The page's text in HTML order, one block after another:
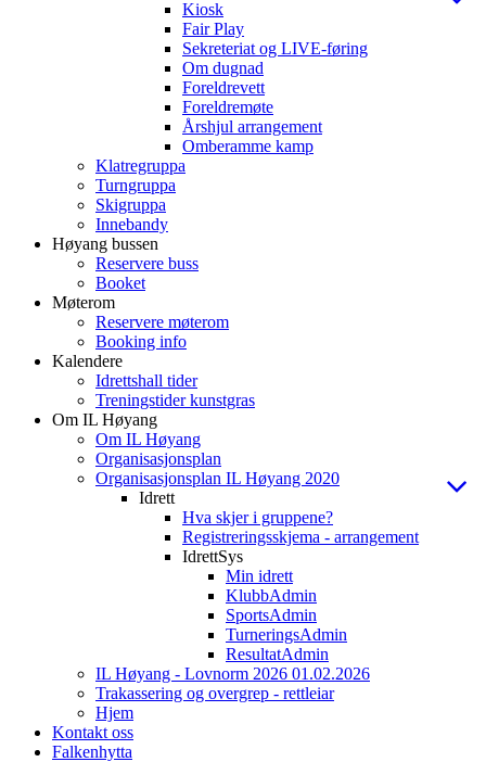
Kiosk
Fair Play
Sekreteriat og LIVE-føring
Om dugnad
Foreldrevett
Foreldremøte
Årshjul arrangement
Omberamme kamp
Klatregruppa
Turngruppa
Skigruppa
Innebandy
Høyang bussen
Reservere buss
Booket
Møterom
Reservere møterom
Booking info
Kalendere
Idrettshall tider
Treningstider kunstgras
Om IL Høyang
Om IL Høyang
Organisasjonsplan
Organisasjonsplan IL Høyang 2020
Idrett
Hva skjer i gruppene?
Registreringsskjema - arrangement
IdrettSys
Min idrett
KlubbAdmin
SportsAdmin
TurneringsAdmin
ResultatAdmin
IL Høyang - Lovnorm 2026 01.02.2026
Trakassering og overgrep - rettleiar
Hjem
Kontakt oss
Falkenhytta